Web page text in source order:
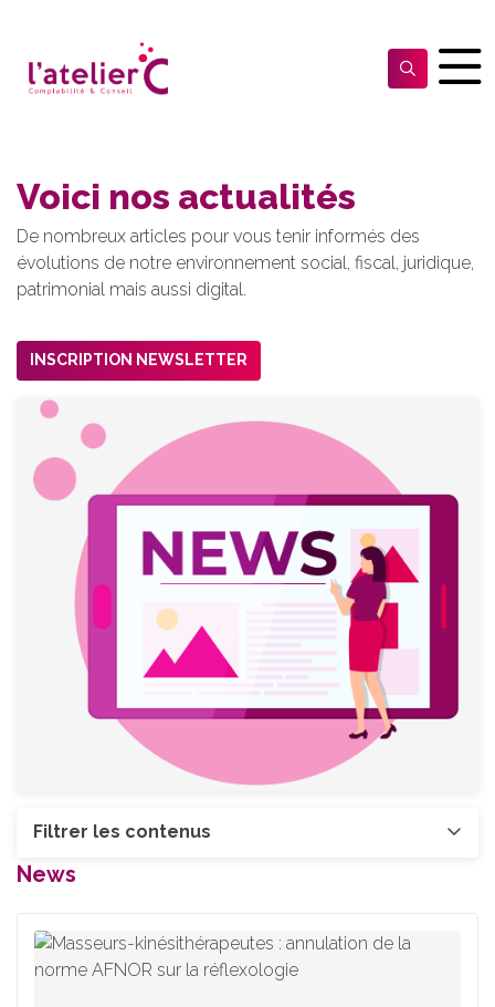
Voici nos actualités
De nombreux articles pour vous tenir informés des
évolutions de notre environnement social, fiscal, juridique,
patrimonial mais aussi digital.
INSCRIPTION NEWSLETTER
News
Filtrer les contenus